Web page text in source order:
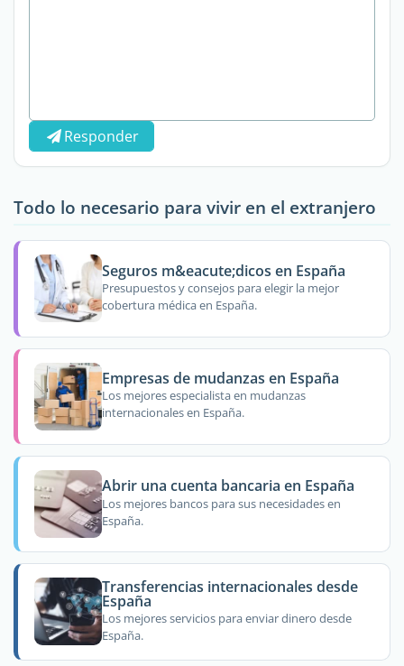
Responder
Todo lo necesario para vivir en el extranjero
Seguros m&eacute;dicos en España
Presupuestos y consejos para elegir la mejor
cobertura médica en España.
Empresas de mudanzas en España
Los mejores especialista en mudanzas
internacionales en España.
Abrir una cuenta bancaria en España
Los mejores bancos para sus necesidades en
España.
Transferencias internacionales desde
España
Los mejores servicios para enviar dinero desde
España.